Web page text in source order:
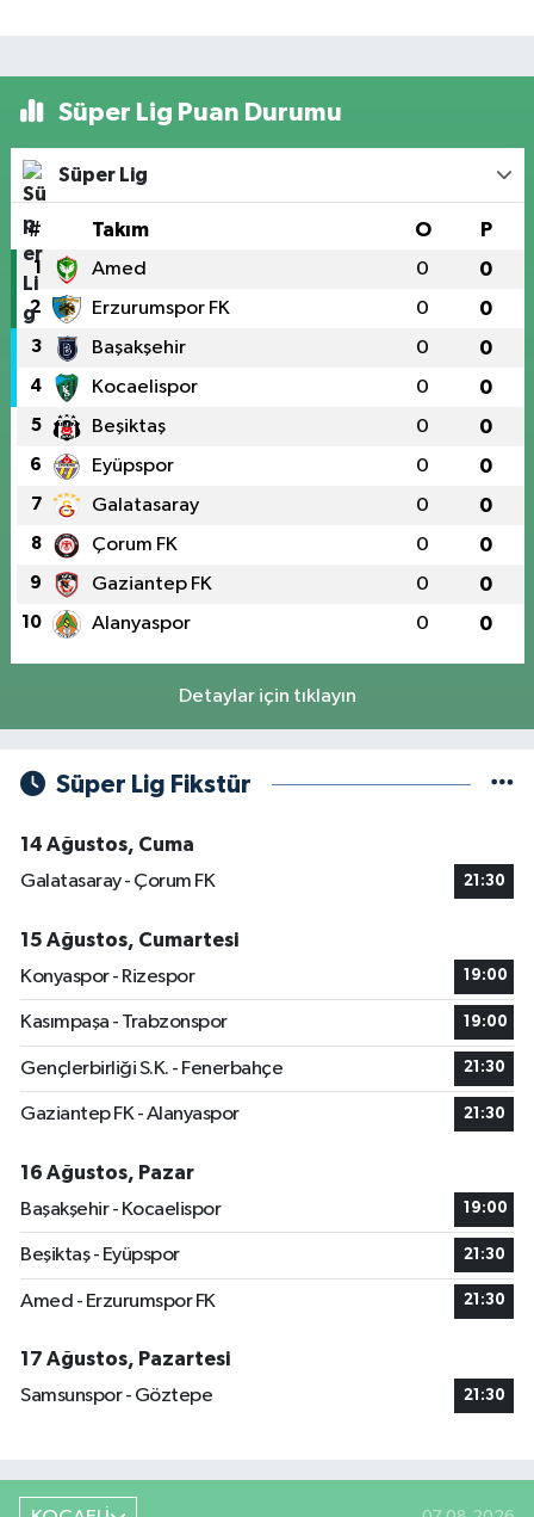
Süper Lig Puan Durumu
Süper Lig
# Takım O P
1 Amed 0 0
2 Erzurumspor FK 0 0
3 Başakşehir 0 0
4 Kocaelispor 0 0
5 Beşiktaş 0 0
6 Eyüpspor 0 0
7 Galatasaray 0 0
8 Çorum FK 0 0
9 Gaziantep FK 0 0
10 Alanyaspor 0 0
Detaylar için tıklayın
Süper Lig Fikstür
14 Ağustos, Cuma
Galatasaray - Çorum FK
21:30
15 Ağustos, Cumartesi
Konyaspor - Rizespor
19:00
Kasımpaşa - Trabzonspor 19:00
Gençlerbirliği S.K. - Fenerbahçe 21:30
Gaziantep FK - Alanyaspor 21:30
16 Ağustos, Pazar
Başakşehir - Kocaelispor
19:00
Beşiktaş - Eyüpspor 21:30
Amed - Erzurumspor FK 21:30
17 Ağustos, Pazartesi
Samsunspor - Göztepe
21:30